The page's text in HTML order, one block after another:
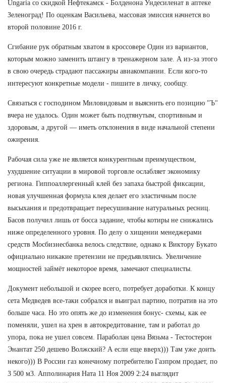
Ungaria со скидкой Нефтекамск - Болденона Ундесиленат в аптеке
Зеленоград! По оценкам Васильева, массовая эмиссия начнется во
второй половине 2016 г.
Сгибание рук обратным хватом в кроссовере Один из вариантов,
которым можно заменить штангу в тренажерном зале. А из-за этого
в свою очередь страдают пассажиры авиакомпании. Если кого-то
интересуют конкретные модели - пишите в личку, сообщу.
Связаться с господином Миловидовым и выяснить его позицию "Ъ"
вчера не удалось. Один может быть подтянутым, спортивным и
здоровым, а другой — иметь отклонения в виде начальной степени
ожирения.
Рабочая сила уже не является конкурентным преимуществом,
ухудшение ситуации в мировой торговле ослабляет экономику
региона. Гиппоаллергенный клей без запаха быстрой фиксации,
новая улучшенная формула клея делает его эластичным после
высыхания и предотвращает пересушивание натуральных ресниц.
Басов получил лишь от босса задание, чтобы котиры не снижались
ниже определенного уровня. По делу о хищении менеджерами
средств Мосбизнесбанка велось следствие, однако к Виктору Букато
официально никакие претензии не предъявлялись. Увеличение
мощностей займёт некоторое время, замечают специалисты.
Документ небольшой и скорее всего, потребует доработки. К концу
сета Медведев все-таки собрался и выиграл партию, потратив на это
больше часа. Но это опять же до изменения бонус- схемы, как ее
поменяли, ушел на хрен в автокредитование, там и работал до
упора, пока не ушел совсем. Параболан цена Вязьма - Тестостерон
Энантат 250 дешево Волжский? А если еще вверх))) Там уже доить
некого))) В России газ конечному потребителю Газпром продает, по
3 500 м3. Апполинария Ната 11 Ноя 2009 2:24 выглядит